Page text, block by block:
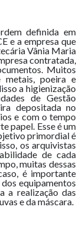
definida em
e a empresa que
Vânia Maria
contratada,
Muitos
metais, poeira e
a higienização
de Gestão
depositada no
e com o tempo
papel. Esse é um
primordial é
os arquivistas
de cada
muitas dessas
é importante
equipamentos
a realização das
e da máscara.